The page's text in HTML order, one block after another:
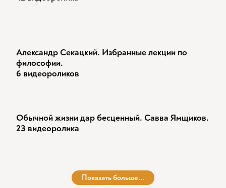
Александр Секацкий. Избранные лекции по
философии.
6 видеороликов
Обычной жизни дар бесценный. Савва Ямщиков.
23 видеоролика
Показать больше...